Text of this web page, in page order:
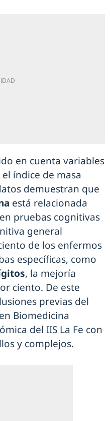
en cuenta variables
índice de masa
demuestran que
está relacionada
pruebas cognitivas
general
de los enfermos
específicas, como
, la mejoría
ciento. De este
previas del
Biomedicina
del IIS La Fe con
y complejos.